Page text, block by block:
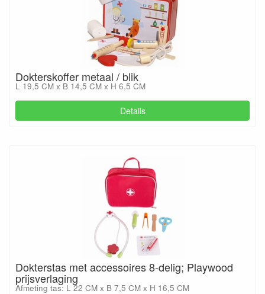
Dokterskoffer metaal / blik
L 19,5 CM x B 14,5 CM x H 6,5 CM
Details
Dokterstas met accessoires 8-delig; Playwood
prijsverlaging
Afmeting tas: L 22 CM x B 7,5 CM x H 16,5 CM